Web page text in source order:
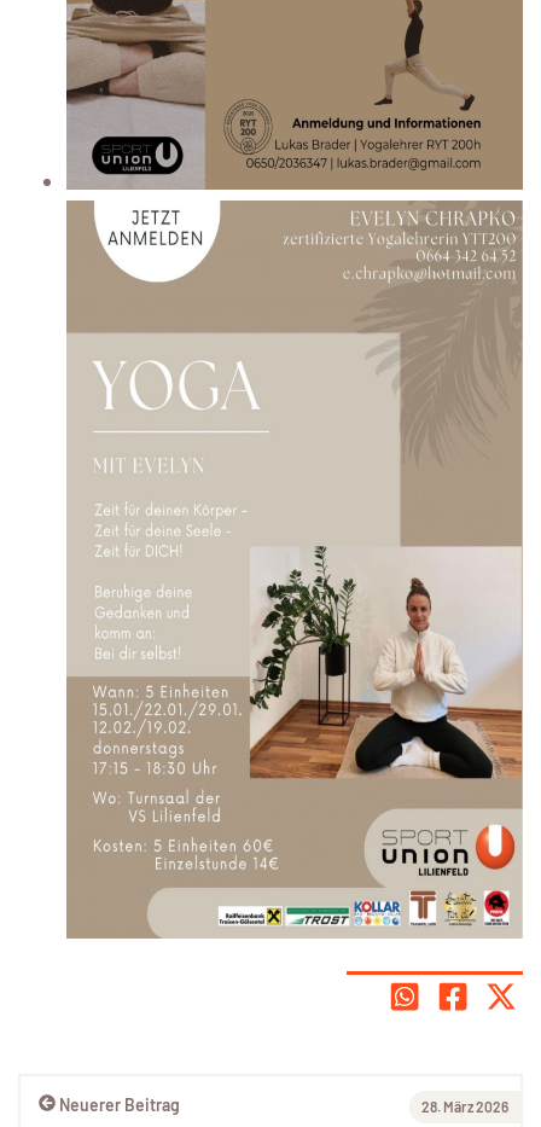
Neuerer Beitrag 28. März 2026